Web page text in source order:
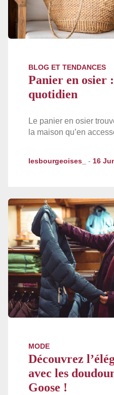
BLOG ET TENDANCES
Panier en osier
quotidien
Le panier en osier
la maison qu’en
lesbourgeoises_ - 16
MODE
Découvrez
avec les
Goose !